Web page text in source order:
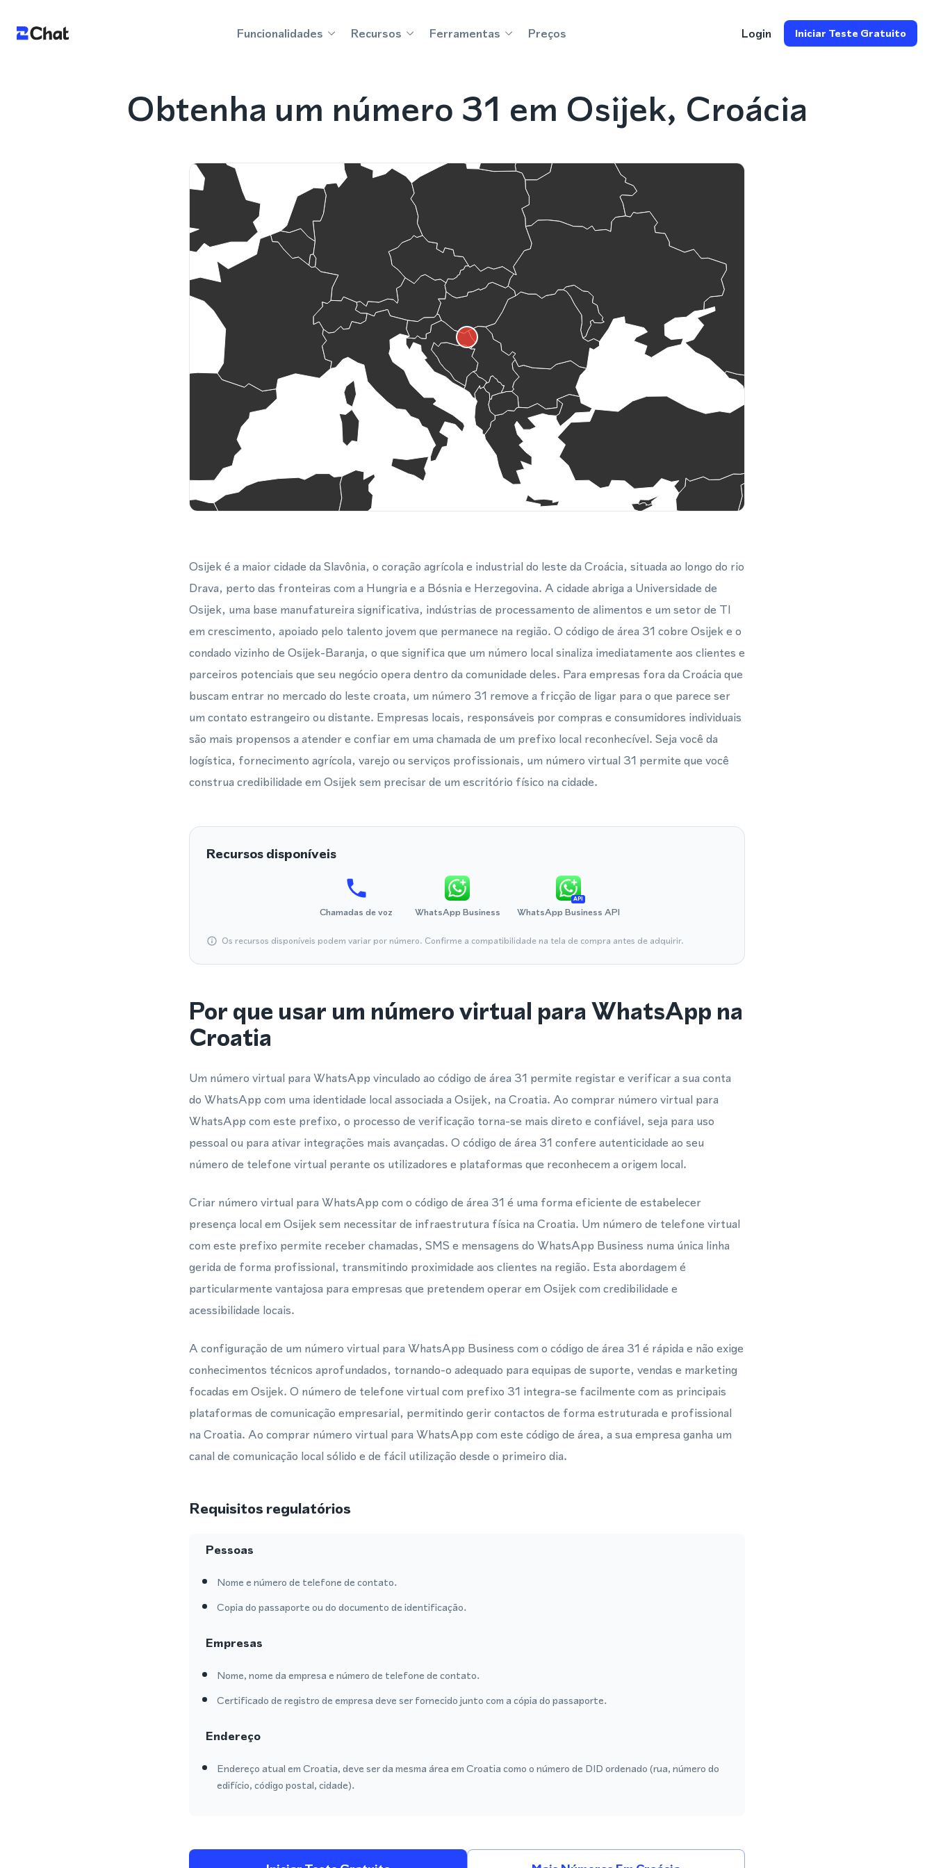
Funcionalidades Recursos Ferramentas Preços Login Iniciar Teste Gratuito
Obtenha um número 31 em Osijek, Croácia
Osijek é a maior cidade da Slavônia, o coração agrícola e industrial do leste da Croácia, situada ao longo do rio
Drava, perto das fronteiras com a Hungria e a Bósnia e Herzegovina. A cidade abriga a Universidade de
Osijek, uma base manufatureira significativa, indústrias de processamento de alimentos e um setor de TI
em crescimento, apoiado pelo talento jovem que permanece na região. O código de área 31 cobre Osijek e o
condado vizinho de Osijek-Baranja, o que significa que um número local sinaliza imediatamente aos clientes e
parceiros potenciais que seu negócio opera dentro da comunidade deles. Para empresas fora da Croácia que
buscam entrar no mercado do leste croata, um número 31 remove a fricção de ligar para o que parece ser
um contato estrangeiro ou distante. Empresas locais, responsáveis por compras e consumidores individuais
são mais propensos a atender e confiar em uma chamada de um prefixo local reconhecível. Seja você da
logística, fornecimento agrícola, varejo ou serviços profissionais, um número virtual 31 permite que você
construa credibilidade em Osijek sem precisar de um escritório físico na cidade.
Recursos disponíveis
Chamadas de voz WhatsApp Business
API
WhatsApp Business API
Os recursos disponíveis podem variar por número. Confirme a compatibilidade na tela de compra antes de adquirir.
Por que usar um número virtual para WhatsApp na
Croatia
Um número virtual para WhatsApp vinculado ao código de área 31 permite registar e verificar a sua conta
do WhatsApp com uma identidade local associada a Osijek, na Croatia. Ao comprar número virtual para
WhatsApp com este prefixo, o processo de verificação torna-se mais direto e confiável, seja para uso
pessoal ou para ativar integrações mais avançadas. O código de área 31 confere autenticidade ao seu
número de telefone virtual perante os utilizadores e plataformas que reconhecem a origem local.
Criar número virtual para WhatsApp com o código de área 31 é uma forma eficiente de estabelecer
presença local em Osijek sem necessitar de infraestrutura física na Croatia. Um número de telefone virtual
com este prefixo permite receber chamadas, SMS e mensagens do WhatsApp Business numa única linha
gerida de forma profissional, transmitindo proximidade aos clientes na região. Esta abordagem é
particularmente vantajosa para empresas que pretendem operar em Osijek com credibilidade e
acessibilidade locais.
A configuração de um número virtual para WhatsApp Business com o código de área 31 é rápida e não exige
conhecimentos técnicos aprofundados, tornando-o adequado para equipas de suporte, vendas e marketing
focadas em Osijek. O número de telefone virtual com prefixo 31 integra-se facilmente com as principais
plataformas de comunicação empresarial, permitindo gerir contactos de forma estruturada e profissional
na Croatia. Ao comprar número virtual para WhatsApp com este código de área, a sua empresa ganha um
canal de comunicação local sólido e de fácil utilização desde o primeiro dia.
Requisitos regulatórios
Pessoas
Nome e número de telefone de contato.
Copia do passaporte ou do documento de identificação.
Empresas
Nome, nome da empresa e número de telefone de contato.
Certificado de registro de empresa deve ser fornecido junto com a cópia do passaporte.
Endereço
Endereço atual em Croatia, deve ser da mesma área em Croatia como o número de DID ordenado (rua, número do
edifício, código postal, cidade).